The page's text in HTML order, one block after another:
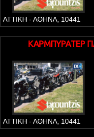
ΑΤΤΙΚΗ - ΑΘΗΝΑ, 10441
ΚΑΡΜΠΥΡΑΤΕΡ
ΑΤΤΙΚΗ - ΑΘΗΝΑ, 10441